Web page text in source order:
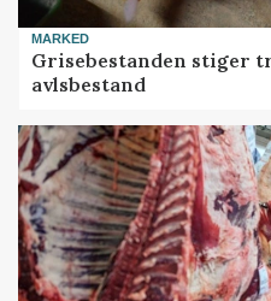
MARKED
Grisebestanden stiger
avlsbestand